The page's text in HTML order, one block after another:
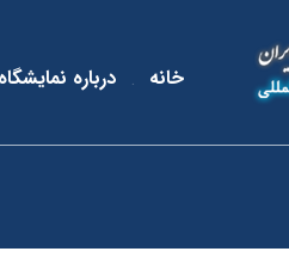
خانه درباره